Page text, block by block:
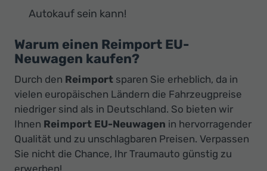
Autokauf sein kann!
Warum einen Reimport EU-
Neuwagen kaufen?
Durch den Reimport sparen Sie erheblich, da in
vielen europäischen Ländern die Fahrzeugpreise
niedriger sind als in Deutschland. So bieten wir
Ihnen Reimport EU-Neuwagen in hervorragender
Qualität und zu unschlagbaren Preisen. Verpassen
Sie nicht die Chance, Ihr Traumauto günstig zu